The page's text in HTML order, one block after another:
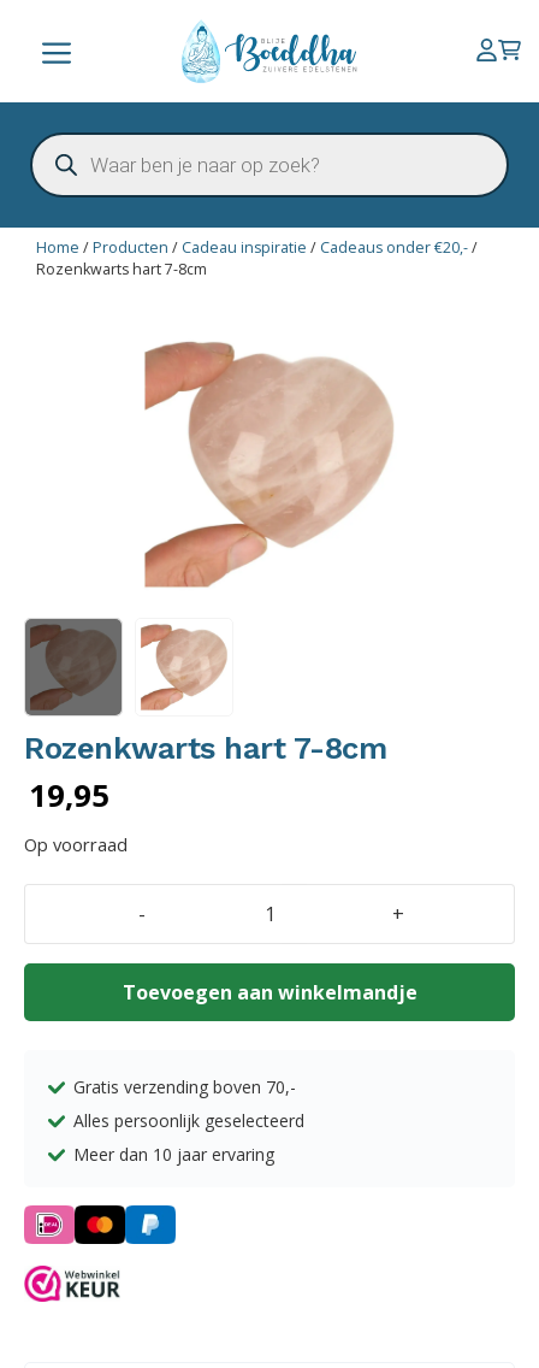
inhoud
Menu
Producten
zoeken
Home /Producten / Cadeau inspiratie / Cadeaus onder €20,-/
Rozenkwarts hart 7-8cm
Rozenkwarts hart 7-8cm
19,95
Op voorraad
-
8cm
+
Toevoegen aan winkelmandje
Gratis verzending boven 70,-
Alles persoonlijk geselecteerd
Meer dan 10 jaar ervaring